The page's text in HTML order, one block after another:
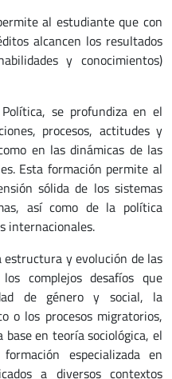
al estudiante que con
alcancen los resultados
y conocimientos)
se profundiza en el
procesos, actitudes y
en las dinámicas de las
Esta formación permite al
sólida de los sistemas
así como de la política
internacionales.
estructura y evolución de las
complejos desafíos que
de género y social, la
o los procesos migratorios,
en teoría sociológica, el
especializada en
a diversos contextos